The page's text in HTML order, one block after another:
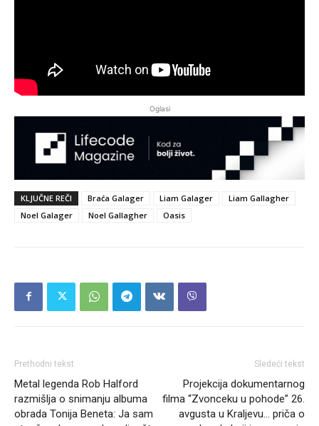
Oglasi
KLJUČNE REČI Braća Galager Liam Galager
Liam Gallagher
Noel Galager
Noel Gallagher Oasis
Prethodni tekst
Metal legenda Rob Halford
razmišlja o snimanju albuma
obrada Tonija Beneta: Ja sam
Sledeći tekst
Projekcija dokumentarnog
filma “Zvonceku u pohode” 26.
avgusta u Kraljevu… priča o